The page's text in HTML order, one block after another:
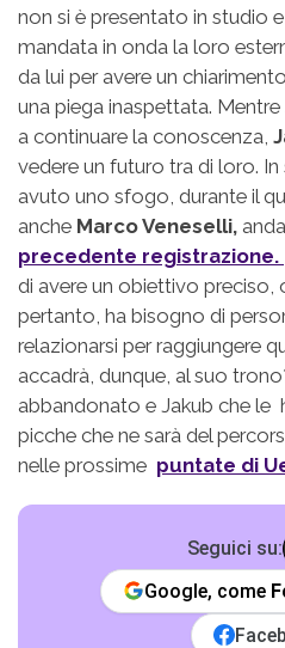
non si è presentato in studio
mandata in onda la loro
da lui per avere un
una piega inaspettata. Mentre
a continuare la conoscenza,
vedere un futuro tra di loro. In
avuto uno sfogo, durante il
anche Marco Veneselli,
precedente registrazione.
di avere un obiettivo preciso,
pertanto, ha bisogno di
relazionarsi per raggiungere
accadrà, dunque, al suo
abbandonato e Jakub che le
picche che ne sarà del
nelle prossime puntate di
Seguici su:
Google, come